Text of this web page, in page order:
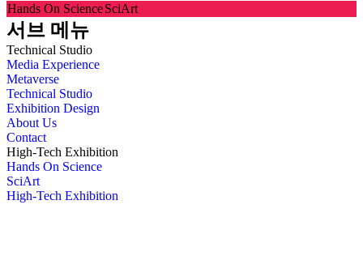
Hands On ScienceSciArt
서브 메뉴
Technical Studio
Media Experience
Metaverse
Technical Studio
Exhibition Design
About Us
Contact
High-Tech Exhibition
Hands On Science
SciArt
High-Tech Exhibition